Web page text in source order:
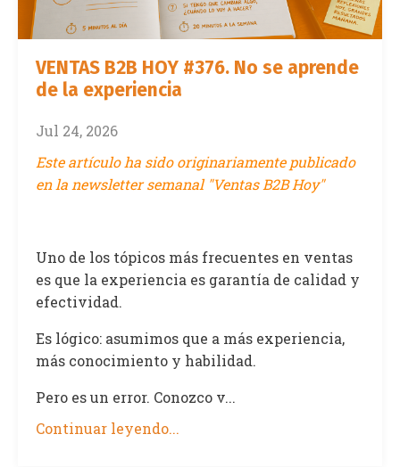
VENTAS B2B HOY #376. No se aprende
de la experiencia
Jul 24, 2026
Este artículo ha sido originariamente publicado
en la newsletter semanal "Ventas B2B Hoy"
Uno de los tópicos más frecuentes en ventas
es que la experiencia es garantía de calidad y
efectividad.
Es lógico: asumimos que a más experiencia,
más conocimiento y habilidad.
Pero es un error. Conozco v...
Continuar leyendo...